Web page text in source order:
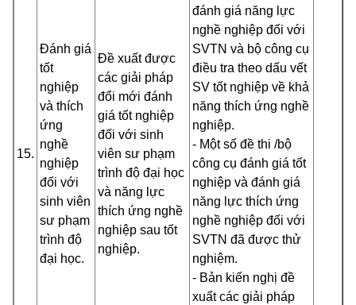
15.
Đánh giá
tốt
nghiệp
và thích
ứng
nghề
nghiệp
đối với
sinh viên
sư phạm
trình độ
đại học.
Đề xuất được
các giải pháp
đổi mới đánh
giá tốt nghiệp
đối với sinh
viên sư phạm
trình độ đại học
và năng lực
thích ứng nghề
nghiệp sau tốt
nghiệp.
đánh giá năng lực
nghề nghiệp đối với
SVTN và bộ công cụ
điều tra theo dấu vết
SV tốt nghiệp về khả
năng thích ứng nghề
nghiệp.
- Một số đề thi /bộ
công cụ đánh giá tốt
nghiệp và đánh giá
năng lực thích ứng
nghề nghiệp đối với
SVTN đã được thử
nghiệm.
- Bản kiến nghị đề
xuất các giải pháp